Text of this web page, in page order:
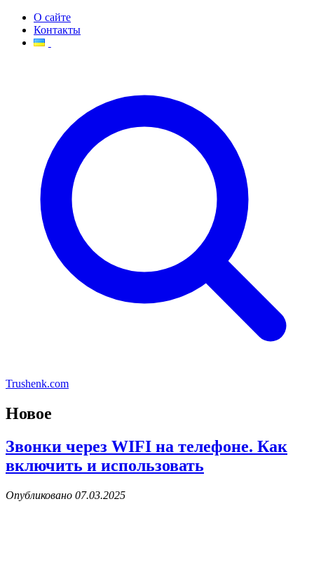
О сайте
Контакты
Trushenk.com
Новое
Звонки через WIFI на телефоне. Как
включить и использовать
Опубликовано 07.03.2025